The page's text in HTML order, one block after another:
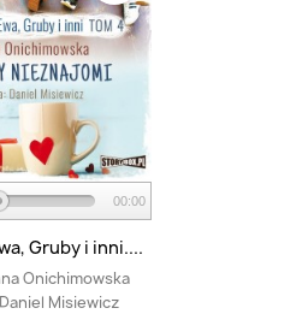
00:00
Gruby i inni....
Onichimowska
Daniel Misiewicz